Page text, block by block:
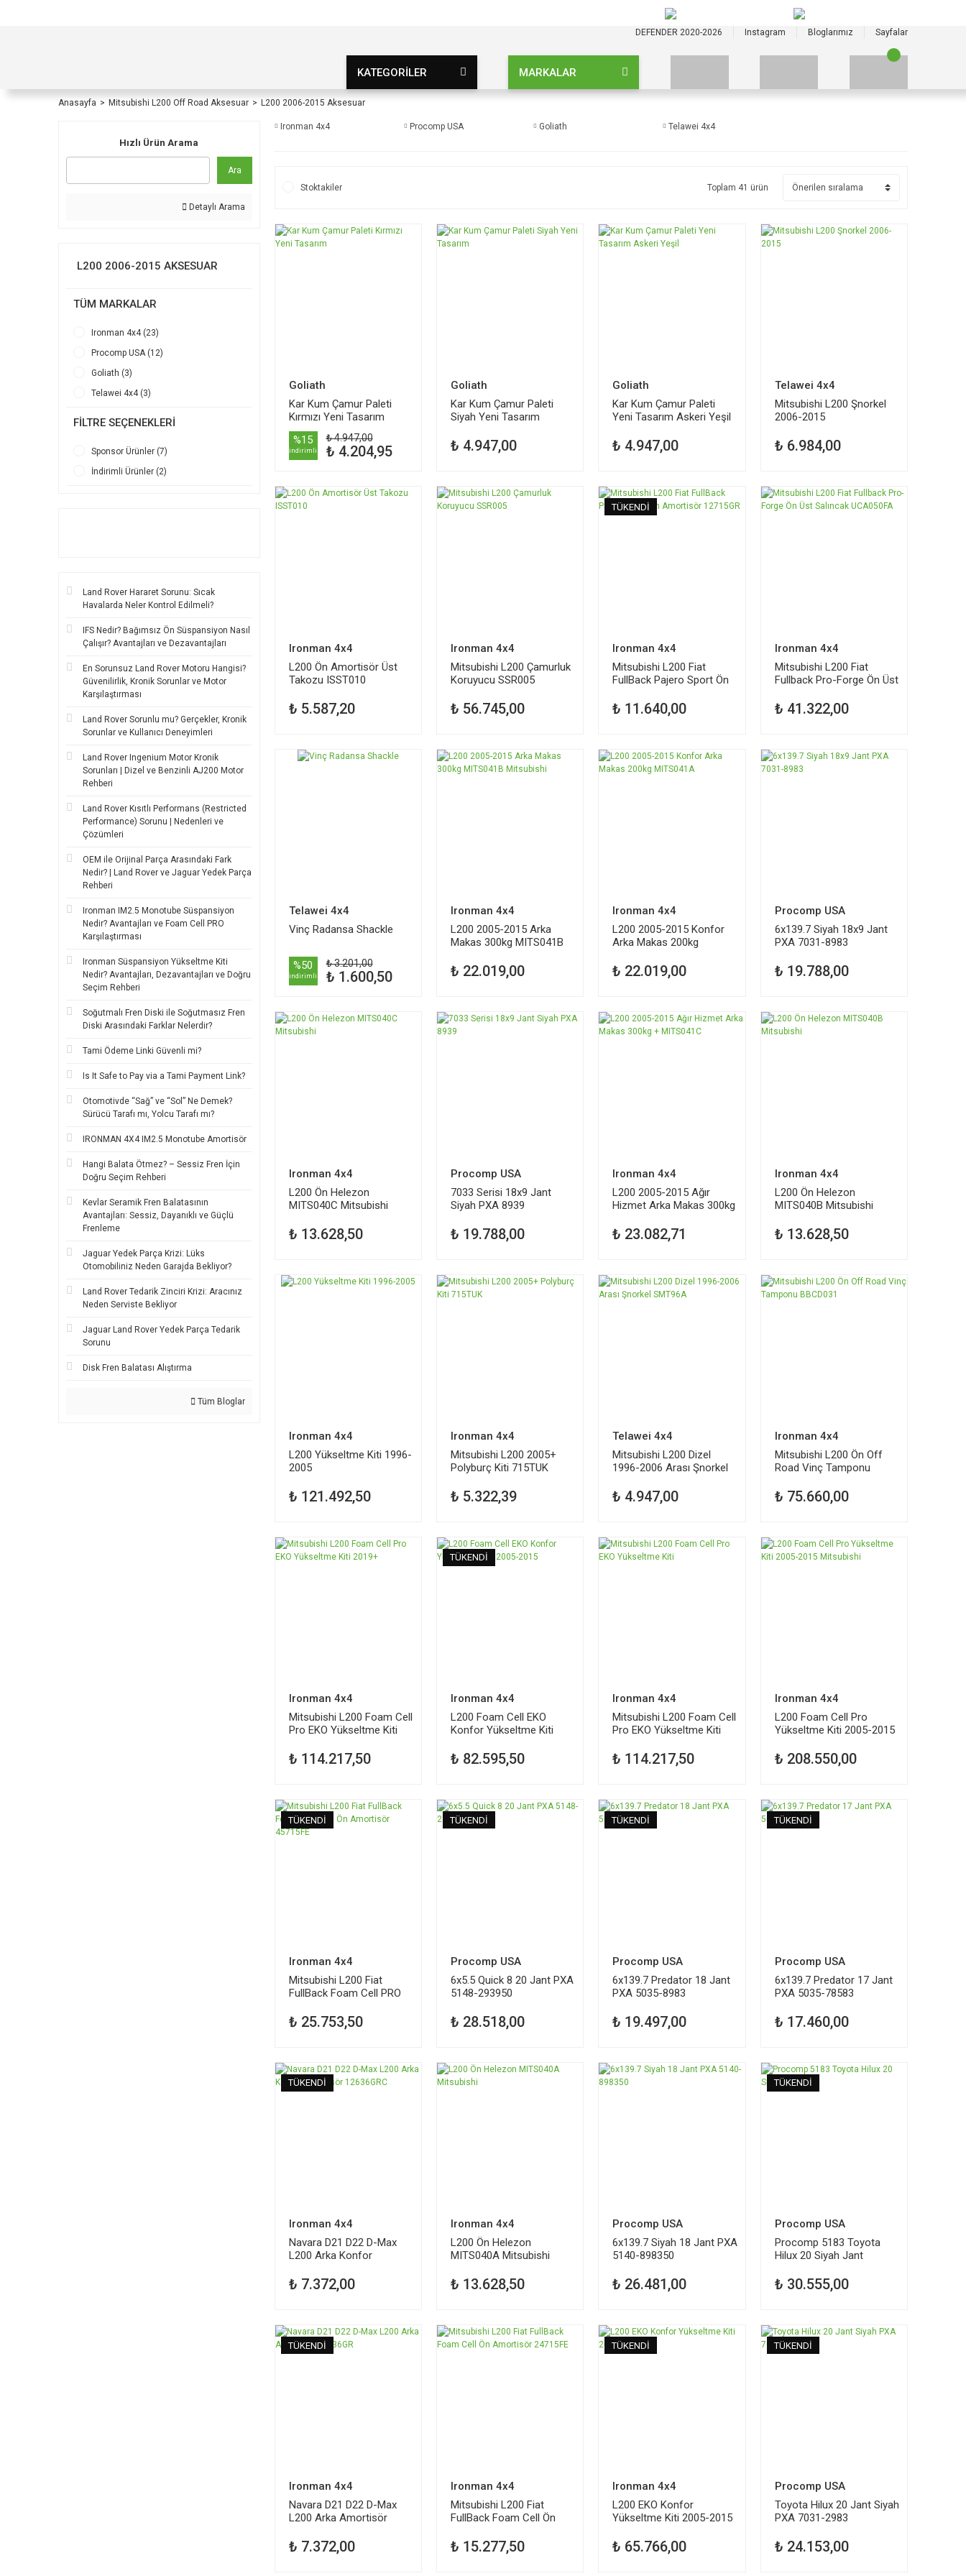
DEFENDER 2020-2026 Instagram Bloglarımız Sayfalar
KATEGORİLER MARKALAR
Anasayfa Mitsubishi L200 Off Road Aksesuar L200 2006-2015 Aksesuar
Hızlı Ürün Arama
Ara
Detaylı Arama
L200 2006-2015 AKSESUAR
TÜM MARKALAR
Ironman 4x4 (23)
Procomp USA (12)
Goliath (3)
Telawei 4x4 (3)
FILTRE SEÇENEKLERI
Sponsor Ürünler (7)
İndirimli Ürünler (2)
Land Rover Hararet Sorunu: Sıcak
Havalarda Neler Kontrol Edilmeli?
IFS Nedir? Bağımsız Ön Süspansiyon Nasıl
Çalışır? Avantajları ve Dezavantajları
En Sorunsuz Land Rover Motoru Hangisi?
Güvenilirlik, Kronik Sorunlar ve Motor
Karşılaştırması
Land Rover Sorunlu mu? Gerçekler, Kronik
Sorunlar ve Kullanıcı Deneyimleri
Land Rover Ingenium Motor Kronik
Sorunları | Dizel ve Benzinli AJ200 Motor
Rehberi
Land Rover Kısıtlı Performans (Restricted
Performance) Sorunu | Nedenleri ve
Çözümleri
OEM ile Orijinal Parça Arasındaki Fark
Nedir? | Land Rover ve Jaguar Yedek Parça
Rehberi
Ironman IM2.5 Monotube Süspansiyon
Nedir? Avantajları ve Foam Cell PRO
Karşılaştırması
Ironman Süspansiyon Yükseltme Kiti
Nedir? Avantajları, Dezavantajları ve Doğru
Seçim Rehberi
Soğutmalı Fren Diski ile Soğutmasız Fren
Diski Arasındaki Farklar Nelerdir?
Tami Ödeme Linki Güvenli mi?
Is It Safe to Pay via a Tami Payment Link?
Otomotivde “Sağ” ve “Sol” Ne Demek?
Sürücü Tarafı mı, Yolcu Tarafı mı?
IRONMAN 4X4 IM2.5 Monotube Amortisör
Hangi Balata Ötmez? – Sessiz Fren İçin
Doğru Seçim Rehberi
Kevlar Seramik Fren Balatasının
Avantajları: Sessiz, Dayanıklı ve Güçlü
Frenleme
Jaguar Yedek Parça Krizi: Lüks
Otomobiliniz Neden Garajda Bekliyor?
Land Rover Tedarik Zinciri Krizi: Aracınız
Neden Serviste Bekliyor
Jaguar Land Rover Yedek Parça Tedarik
Sorunu
Disk Fren Balatası Alıştırma
Tüm Bloglar
Ironman 4x4 Procomp USA Goliath Telawei 4x4
Stoktakiler Toplam 41 ürün
Goliath
Kar Kum Çamur Paleti
Kırmızı Yeni Tasarım
%15
indirimli
₺ 4.947,00
₺ 4.204,95
Goliath
Kar Kum Çamur Paleti
Siyah Yeni Tasarım
₺ 4.947,00
Goliath
Kar Kum Çamur Paleti
Yeni Tasarım Askeri Yeşil
₺ 4.947,00
Telawei 4x4
Mitsubishi L200 Şnorkel
2006-2015
₺ 6.984,00
Ironman 4x4
L200 Ön Amortisör Üst
Takozu ISST010
₺ 5.587,20
Ironman 4x4
Mitsubishi L200 Çamurluk
Koruyucu SSR005
₺ 56.745,00
TÜKENDİ
Ironman 4x4
Mitsubishi L200 Fiat
FullBack Pajero Sport Ön
₺ 11.640,00
Ironman 4x4
Mitsubishi L200 Fiat
Fullback Pro-Forge Ön Üst
₺ 41.322,00
Telawei 4x4
Vinç Radansa Shackle
%50
indirimli
₺ 3.201,00
₺ 1.600,50
Ironman 4x4
L200 2005-2015 Arka
Makas 300kg MITS041B
₺ 22.019,00
Ironman 4x4
L200 2005-2015 Konfor
Arka Makas 200kg
₺ 22.019,00
Procomp USA
6x139.7 Siyah 18x9 Jant
PXA 7031-8983
₺ 19.788,00
Ironman 4x4
L200 Ön Helezon
MITS040C Mitsubishi
₺ 13.628,50
Procomp USA
7033 Serisi 18x9 Jant
Siyah PXA 8939
₺ 19.788,00
Ironman 4x4
L200 2005-2015 Ağır
Hizmet Arka Makas 300kg
₺ 23.082,71
Ironman 4x4
L200 Ön Helezon
MITS040B Mitsubishi
₺ 13.628,50
Ironman 4x4
L200 Yükseltme Kiti 1996-
2005
₺ 121.492,50
Ironman 4x4
Mitsubishi L200 2005+
Polyburç Kiti 715TUK
₺ 5.322,39
Telawei 4x4
Mitsubishi L200 Dizel
1996-2006 Arası Şnorkel
₺ 4.947,00
Ironman 4x4
Mitsubishi L200 Ön Off
Road Vinç Tamponu
₺ 75.660,00
TÜKENDİ
Ironman 4x4
Mitsubishi L200 Foam Cell
Pro EKO Yükseltme Kiti
₺ 114.217,50
TÜKENDİ
Ironman 4x4
L200 Foam Cell EKO
Konfor Yükseltme Kiti
₺ 82.595,50
TÜKENDİ
Ironman 4x4
Mitsubishi L200 Foam Cell
Pro EKO Yükseltme Kiti
₺ 114.217,50
TÜKENDİ
Ironman 4x4
L200 Foam Cell Pro
Yükseltme Kiti 2005-2015
₺ 208.550,00
TÜKENDİ
Ironman 4x4
Mitsubishi L200 Fiat
FullBack Foam Cell PRO
₺ 25.753,50
TÜKENDİ
Procomp USA
6x5.5 Quick 8 20 Jant PXA
5148-293950
₺ 28.518,00
TÜKENDİ
Procomp USA
6x139.7 Predator 18 Jant
PXA 5035-8983
₺ 19.497,00
TÜKENDİ
Procomp USA
6x139.7 Predator 17 Jant
PXA 5035-78583
₺ 17.460,00
TÜKENDİ
Ironman 4x4
Navara D21 D22 D-Max
L200 Arka Konfor
₺ 7.372,00
TÜKENDİ
Ironman 4x4
L200 Ön Helezon
MITS040A Mitsubishi
₺ 13.628,50
TÜKENDİ
Procomp USA
6x139.7 Siyah 18 Jant PXA
5140-898350
₺ 26.481,00
TÜKENDİ
Procomp USA
Procomp 5183 Toyota
Hilux 20 Siyah Jant
₺ 30.555,00
TÜKENDİ
Ironman 4x4
Navara D21 D22 D-Max
L200 Arka Amortisör
₺ 7.372,00
TÜKENDİ
Ironman 4x4
Mitsubishi L200 Fiat
FullBack Foam Cell Ön
₺ 15.277,50
TÜKENDİ
Ironman 4x4
L200 EKO Konfor
Yükseltme Kiti 2005-2015
₺ 65.766,00
TÜKENDİ
Procomp USA
Toyota Hilux 20 Jant Siyah
PXA 7031-2983
₺ 24.153,00